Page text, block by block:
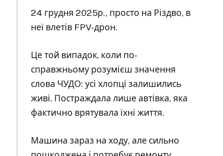
24 грудня 2025р., просто на Різдво, в
неї влетів FPV-дрон.
Це той випадок, коли по-
справжньому розумієш значення
слова ЧУДО: усі хлопці залишились
живі. Постраждала лише автівка, яка
фактично врятувала їхні життя.
Машина зараз на ходу, але сильно